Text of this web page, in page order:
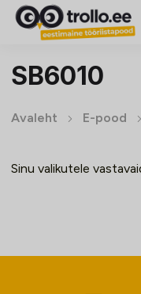
SB6010
Avaleht E-pood
Sinu valikutele